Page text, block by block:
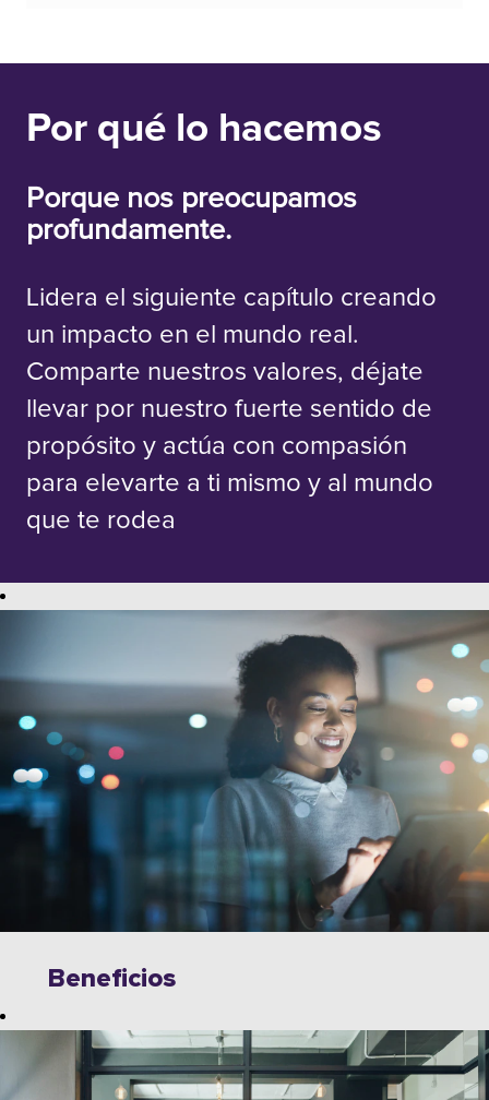
Por qué lo hacemos
Porque nos preocupamos
profundamente.
Lidera el siguiente capítulo creando
un impacto en el mundo real.
Comparte nuestros valores, déjate
llevar por nuestro fuerte sentido de
propósito y actúa con compasión
para elevarte a ti mismo y al mundo
que te rodea
Beneficios
Explore
oportunidades
ilimitadas para